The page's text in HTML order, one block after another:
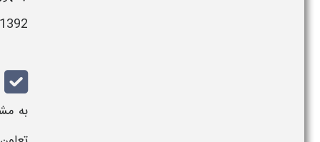
20/04/
به